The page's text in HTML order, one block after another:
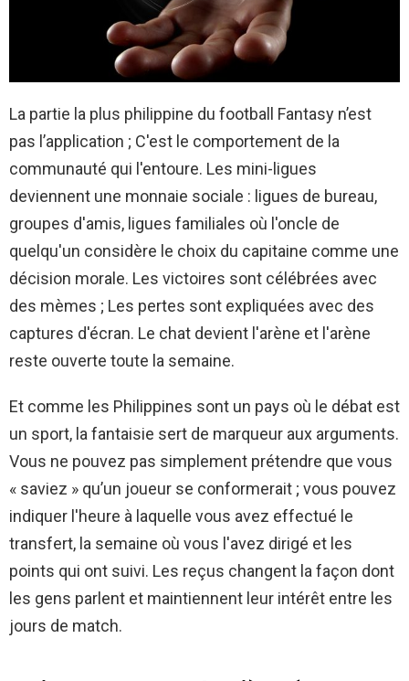
La partie la plus philippine du football Fantasy n’est
pas l’application ; C'est le comportement de la
communauté qui l'entoure. Les mini-ligues
deviennent une monnaie sociale : ligues de bureau,
groupes d'amis, ligues familiales où l'oncle de
quelqu'un considère le choix du capitaine comme une
décision morale. Les victoires sont célébrées avec
des mèmes ; Les pertes sont expliquées avec des
captures d'écran. Le chat devient l'arène et l'arène
reste ouverte toute la semaine.
Et comme les Philippines sont un pays où le débat est
un sport, la fantaisie sert de marqueur aux arguments.
Vous ne pouvez pas simplement prétendre que vous
« saviez » qu’un joueur se conformerait ; vous pouvez
indiquer l'heure à laquelle vous avez effectué le
transfert, la semaine où vous l'avez dirigé et les
points qui ont suivi. Les reçus changent la façon dont
les gens parlent et maintiennent leur intérêt entre les
jours de match.